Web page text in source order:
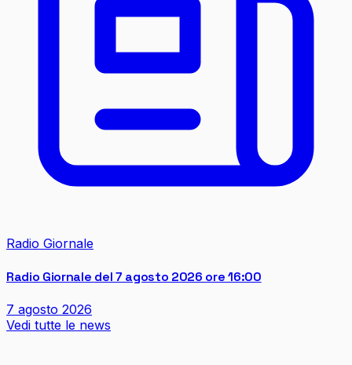
Radio Giornale
Radio Giornale del 7 agosto 2026 ore 16:00
7 agosto 2026
Vedi tutte le news